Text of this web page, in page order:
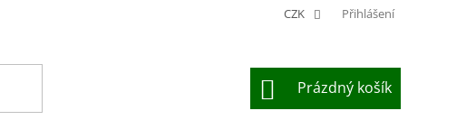
CZK Přihlášení
NÁKUPNÍ
KOŠÍK
Prázdný košík